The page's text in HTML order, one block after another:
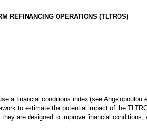
REFINANCING OPERATIONS (TLTROS)
a financial conditions index (see Angelopoulou
to estimate the potential impact of the
are designed to improve financial conditions,